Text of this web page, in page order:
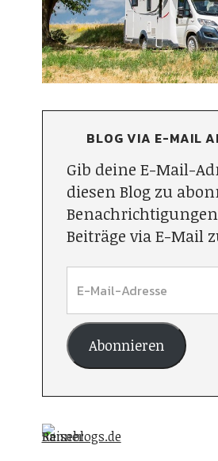
BLOG VIA E-MAIL
Gib deine E-Mail-
diesen Blog zu
Beiträge via E-Mail
Abonnieren